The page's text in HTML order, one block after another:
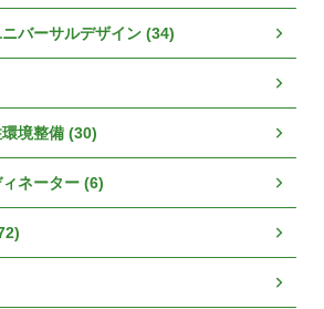
バーサルデザイン (34)
境整備 (30)
ネーター (6)